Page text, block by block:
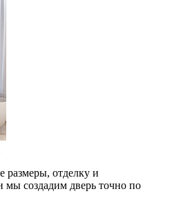
размеры, отделку и
создадим дверь точно по